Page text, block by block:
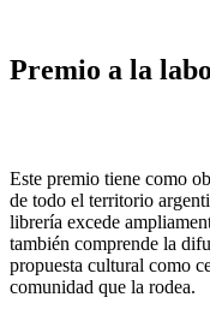
Premio a la
Este premio tiene como
de todo el territorio
librería excede
también comprende la
propuesta cultural como
comunidad que la rodea.